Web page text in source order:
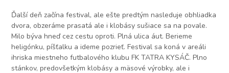
Ďalší deň začína festival, ale ešte predtým nasleduje obhliadka
dvora, obzeráme prasatá ale i klobásy sušiace sa na povale.
Milo býva hneď cez cestu oproti. Plná ulica áut. Berieme
heligónku, píšťalku a ideme pozrieť. Festival sa koná v areáli
ihriska miestneho futbalového klubu FK TATRA KYSÁČ. Plno
stánkov, predovšetkým klobásy a mäsové výrobky, ale i